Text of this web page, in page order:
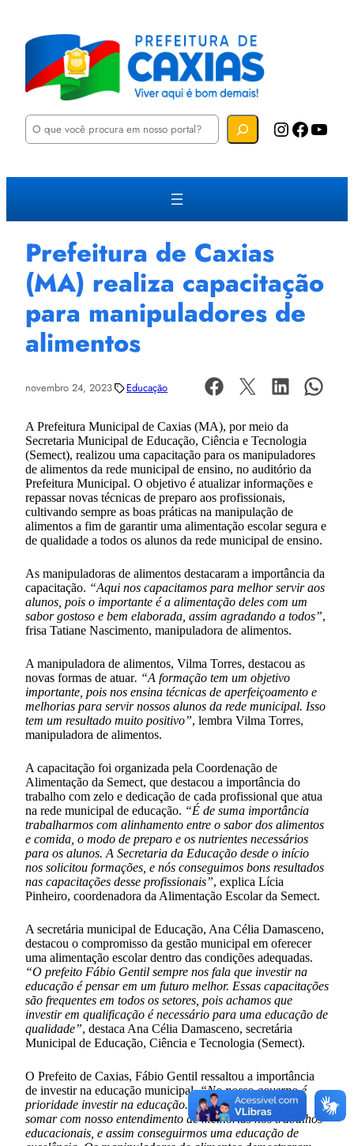
P
u
a
Instagram Facebook YouTube
Prefeitura de Caxias
(MA) realiza capacitação
para manipuladores de
alimentos
novembro 24, 2023 Educação
A Prefeitura Municipal de Caxias (MA), por meio da
Secretaria Municipal de Educação, Ciência e Tecnologia
(Semect), realizou uma capacitação para os manipuladores
de alimentos da rede municipal de ensino, no auditório da
Prefeitura Municipal. O objetivo é atualizar informações e
repassar novas técnicas de preparo aos profissionais,
cultivando sempre as boas práticas na manipulação de
alimentos a fim de garantir uma alimentação escolar segura e
de qualidade a todos os alunos da rede municipal de ensino.
As manipuladoras de alimentos destacaram a importância da
capacitação. “Aqui nos capacitamos para melhor servir aos
alunos, pois o importante é a alimentação deles com um
sabor gostoso e bem elaborada, assim agradando a todos”,
frisa Tatiane Nascimento, manipuladora de alimentos.
A manipuladora de alimentos, Vilma Torres, destacou as
novas formas de atuar. “A formação tem um objetivo
importante, pois nos ensina técnicas de aperfeiçoamento e
melhorias para servir nossos alunos da rede municipal. Isso
tem um resultado muito positivo”, lembra Vilma Torres,
manipuladora de alimentos.
A capacitação foi organizada pela Coordenação de
Alimentação da Semect, que destacou a importância do
trabalho com zelo e dedicação de cada profissional que atua
na rede municipal de educação. “É de suma importância
trabalharmos com alinhamento entre o sabor dos alimentos
e comida, o modo de preparo e os nutrientes necessários
para os alunos. A Secretaria da Educação desde o início
nos solicitou formações, e nós conseguimos bons resultados
nas capacitações desse profissionais”, explica Lícia
Pinheiro, coordenadora da Alimentação Escolar da Semect.
A secretária municipal de Educação, Ana Célia Damasceno,
destacou o compromisso da gestão municipal em oferecer
uma alimentação escolar dentro das condições adequadas.
“O prefeito Fábio Gentil sempre nos fala que investir na
educação é pensar em um futuro melhor. Essas capacitações
são frequentes em todos os setores, pois achamos que
investir em qualificação é necessário para uma educação de
qualidade”, destaca Ana Célia Damasceno, secretária
Municipal de Educação, Ciência e Tecnologia (Semect).
O Prefeito de Caxias, Fábio Gentil ressaltou a importância
de investir na educação municipal.“No nosso governo é
prioridade investir na educação. Essa qualificação vem
somar com nosso entendimento de melhorias nos trabalhos
educacionais, e assim conseguirmos uma educação de